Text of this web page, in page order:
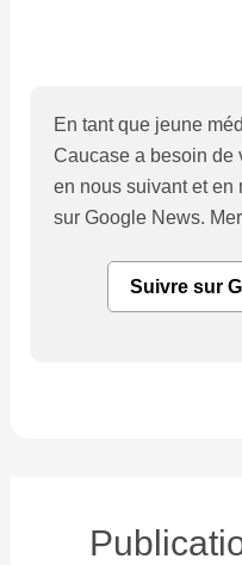
En tant que jeune
Caucase a besoin de
en nous suivant et en
sur Google News.
Suivre sur